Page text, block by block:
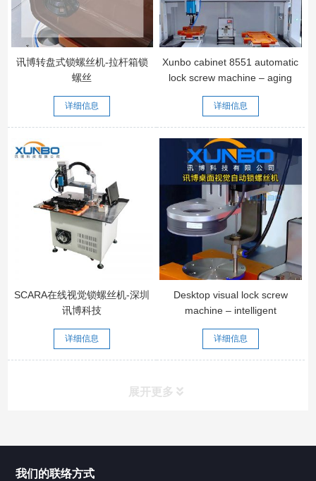
讯博转盘式锁螺丝机-拉杆箱锁
螺丝
详细信息
Xunbo cabinet 8551 automatic
lock screw machine – aging
automatic detection # lock
lock screw machine # Cabinet
lock screw machine can be
equipped with CCD vision
upgrade to visual lock screw
machine
详细信息
SCARA在线视觉锁螺丝机-深圳
讯博科技
详细信息
Desktop visual lock screw
machine – intelligent
detection, visual interface,
double station cycle screw #
lock screw machine #
# visual lock screw machine
详细信息
展开更多
我们的联络方式